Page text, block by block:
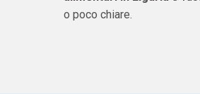
o poco chiare.